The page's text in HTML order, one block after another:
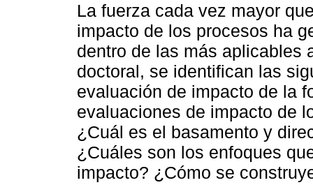
La fuerza cada vez mayor
impacto de los procesos ha
dentro de las más aplicables
doctoral, se identifican las
evaluación de impacto de la
evaluaciones de impacto de
¿Cuál es el basamento y
¿Cuáles son los enfoques
impacto? ¿Cómo se